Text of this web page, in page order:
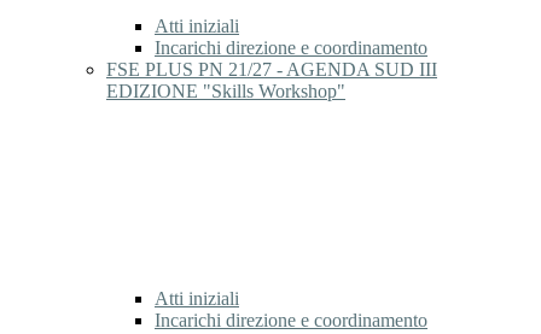
Atti iniziali
Incarichi direzione e coordinamento
FSE PLUS PN 21/27 - AGENDA SUD III
EDIZIONE "Skills Workshop"
Atti iniziali
Incarichi direzione e coordinamento